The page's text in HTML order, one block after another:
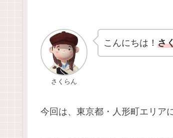
さくらん
こんにちは！さ
今回は、東京都・人形町エリア